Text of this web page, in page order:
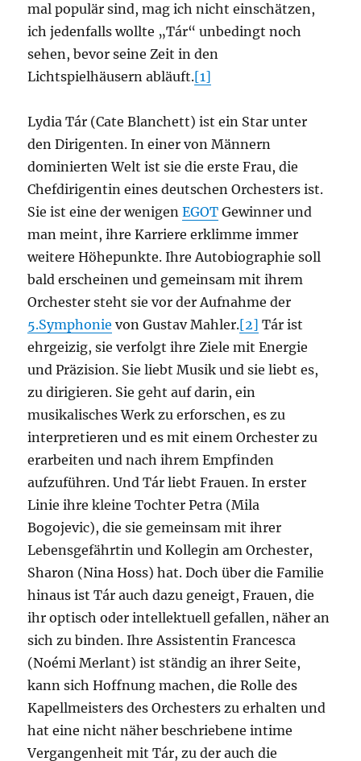
mal populär sind, mag ich nicht einschätzen,
ich jedenfalls wollte „Tár“ unbedingt noch
sehen, bevor seine Zeit in den
Lichtspielhäusern abläuft.[1]
Lydia Tár (Cate Blanchett) ist ein Star unter
den Dirigenten. In einer von Männern
dominierten Welt ist sie die erste Frau, die
Chefdirigentin eines deutschen Orchesters ist.
Sie ist eine der wenigenEGOT Gewinner und
man meint, ihre Karriere erklimme immer
weitere Höhepunkte. Ihre Autobiographie soll
bald erscheinen und gemeinsam mit ihrem
Orchester steht sie vor der Aufnahme der
5.Symphonie von Gustav Mahler.[2] Tár ist
ehrgeizig, sie verfolgt ihre Ziele mit Energie
und Präzision. Sie liebt Musik und sie liebt es,
zu dirigieren. Sie geht auf darin, ein
musikalisches Werk zu erforschen, es zu
interpretieren und es mit einem Orchester zu
erarbeiten und nach ihrem Empfinden
aufzuführen. Und Tár liebt Frauen. In erster
Linie ihre kleine Tochter Petra (Mila
Bogojevic), die sie gemeinsam mit ihrer
Lebensgefährtin und Kollegin am Orchester,
Sharon (Nina Hoss) hat. Doch über die Familie
hinaus ist Tár auch dazu geneigt, Frauen, die
ihr optisch oder intellektuell gefallen, näher an
sich zu binden. Ihre Assistentin Francesca
(Noémi Merlant) ist ständig an ihrer Seite,
kann sich Hoffnung machen, die Rolle des
Kapellmeisters des Orchesters zu erhalten und
hat eine nicht näher beschriebene intime
Vergangenheit mit Tár, zu der auch die